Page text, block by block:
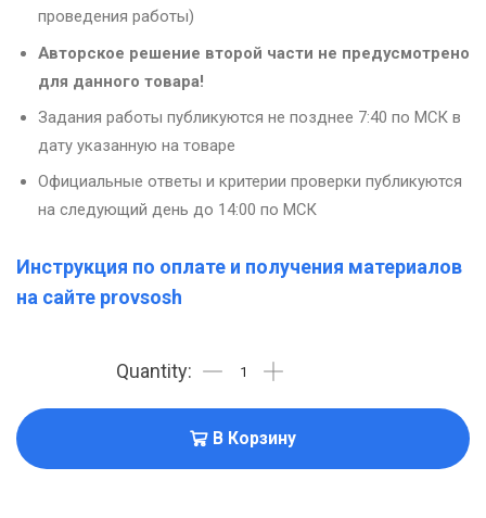
проведения работы)
Авторское решение второй части не предусмотрено
для данного товара!
Задания работы публикуются не позднее 7:40 по МСК в
дату указанную на товаре
Официальные ответы и критерии проверки публикуются
на следующий день до 14:00 по МСК
Инструкция по оплате и получения материалов
на сайте provsosh
В Корзину